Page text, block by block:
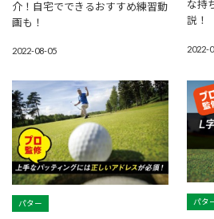
介！自宅でできるおすすめ練習動
画も！
2022-08-05
な持
説！
2022-
パター パタ